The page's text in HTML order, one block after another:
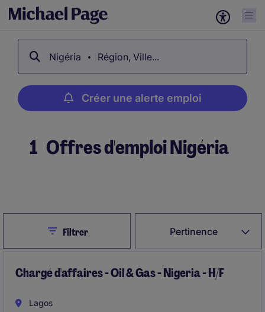
Nigéria Région, Ville...
Créer une alerte emploi
1 Offres d'emploi Nigéria
Pertinence
CloseFiltrer
Chargé d'affaires - Oil & Gas - Nigeria - H/F
Lagos